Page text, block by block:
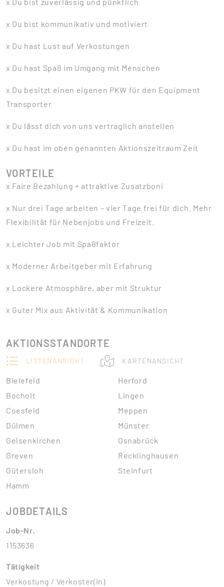
x Du bist kommunikativ und motiviert
x Du hast Lust auf Verkostungen
x Du hast Spaß im Umgang mit Menschen
x Du besitzt einen eigenen PKW für den Equipment
Transporter
x Du lässt dich von uns vertraglich anstellen
x Du hast im oben genannten Aktionszeitraum Zeit
VORTEILE
x Faire Bezahlung + attraktive Zusatzboni
x Nur drei Tage arbeiten – vier Tage frei für dich. Mehr
Flexibilität für Nebenjobs und Freizeit.
x Leichter Job mit Spaßfaktor
x Moderner Arbeitgeber mit Erfahrung
x Lockere Atmosphäre, aber mit Struktur
x Guter Mix aus Aktivität & Kommunikation
AKTIONSSTANDORTE
LISTENANSICHT KARTENANSICHT
Bielefeld
Bocholt
Coesfeld
Dülmen
Gelsenkirchen
Greven
Gütersloh
Hamm
Herford
Lingen
Meppen
Münster
Osnabrück
Recklinghausen
Steinfurt
JOBDETAILS
Job-Nr.
1153636
Tätigkeit
Verkostung / Verkoster(in)